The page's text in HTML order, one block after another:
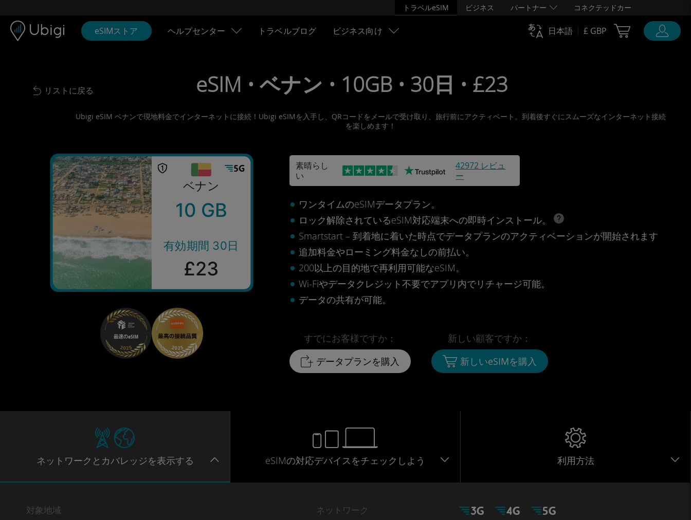
トラベルeSIM ビジネス パートナー コネクテッドカー
eSIMストア ヘルプセンター トラベルブログ ビジネス向け 日本語 £ GBP Cart Ubigi
Back to list
リストに戻る eSIM • ベナン • 10GB • 30日 • £23
Ubigi eSIM ベナンで現地料金でインターネットに接続！Ubigi eSIMを入手し、QRコードをメールで受け取り、旅行前にアクティベート。到着後すぐにスムーズなインターネット接続
を楽しめます！
ベナン
10 GB
有効期間 30日
£23
素晴らし
い
42972 レビュ
ー
ワンタイムのeSIMデータプラン。
ロック解除されているeSIM対応端末への即時インストール。
Smartstart – 到着地に着いた時点でデータプランのアクティベーションが開始されます
追加料金やローミング料金なしの前払い。
200以上の目的地で再利用可能なeSIM。
Wi-Fiやデータクレジット不要でアプリ内でリチャージ可能。
データの共有が可能。
すでにお客様ですか：
データプランを購入
新しい顧客ですか：
新しいeSIMを購入
ネットワークとカバレッジを表示する eSIMの対応デバイスをチェックしよう 利用方法
対象地域 ネットワーク